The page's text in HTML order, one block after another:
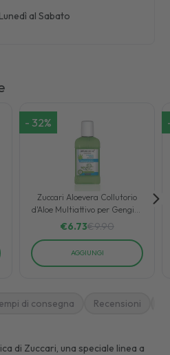
al Sabato
- 32%
Zuccari Aloevera Collutorio
d'Aloe Multiattivo per Gengive
Sensibili 250 ml
€6.73€9.90
AGGIUNGI
di consegna Recensioni
di Zuccari, una speciale linea a